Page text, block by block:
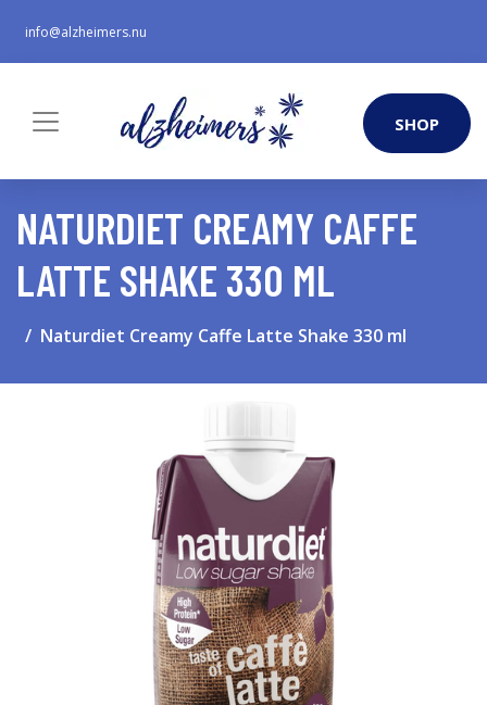
info@alzheimers.nu
SHOP
NATURDIET CREAMY CAFFE
LATTE SHAKE 330 ML
Naturdiet Creamy Caffe Latte Shake 330 ml